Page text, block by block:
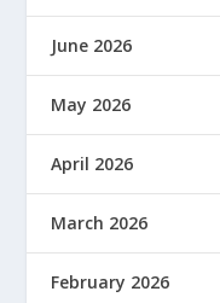
June 2026
May 2026
April 2026
March 2026
February 2026